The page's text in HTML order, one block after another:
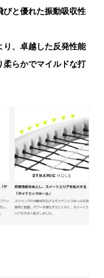
と優れた振動吸収性
り、卓越した反発性能
らかでマイルドな打